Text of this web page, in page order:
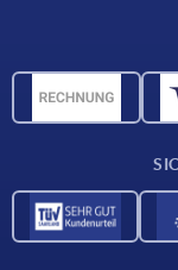
CAD-Daten